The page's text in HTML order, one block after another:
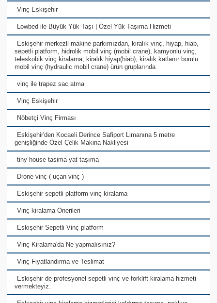
Vinç Eskişehir
Lowbed ile Büyük Yük Taşı | Özel Yük Taşıma Hizmeti
Eskişehir merkezli makine parkımızdan, kiralık vinç, hiyap, hiab,
sepetli platform, hidrolik mobil vinç (mobil crane), kamyonlu vinç,
teleskobik vinç kiralama, kiralık hiyap(hiab), kiralık katlanır bomlu
mobil vinç (hydraulic mobil crane) ürün gruplarında
vinç ile trapez sac atma
Vinç Eskişehir
Nöbetçi Vinç Firması
Eskişehir'den Kocaeli Derince Safiport Limanına 5 metre
genişliğinde Özel Çelik Makina Nakliyesi
tiny house tasima yat taşıma
Drone vinç ( uçan vinç )
Eskişehir sepetli platform vinç kiralama
Vinç kiralama Önerileri
Eskişehir Sepetli Vinç platform
Vinç Kiralama'da Ne yapmalısınız?
Vinç Fiyatlandırma ve Teslimat
Eskişehir de profesyonel sepetli vinç ve forklift kiralama hizmeti
vermekteyiz.